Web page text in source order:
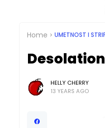
Home UMETNOST I
HELLY CHERRY
13 YEARS AGO